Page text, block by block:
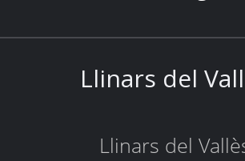
Llinars del
Llinars del